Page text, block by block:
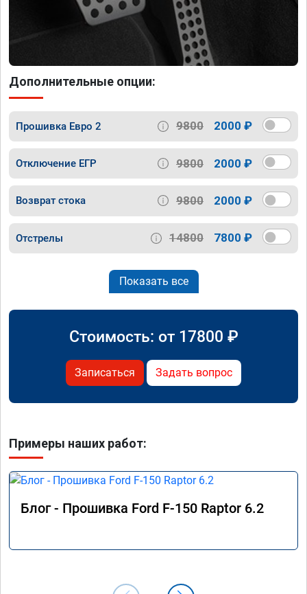
Дополнительные опции:
Прошивка Евро 2 9800 2000 ₽
Отключение ЕГР 9800 2000 ₽
Возврат стока 9800 2000 ₽
Отстрелы 14800 7800 ₽
Показать все
Стоимость: от 17800 ₽
Записаться Задать вопрос
Примеры наших работ:
Блог - Прошивка Ford F-150 Raptor 6.2